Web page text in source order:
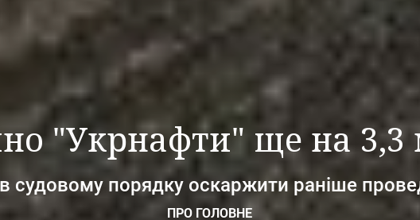
"Укрнафти" ще на 3,3
судовому порядку оскаржити раніше
ПРО ГОЛОВНЕ